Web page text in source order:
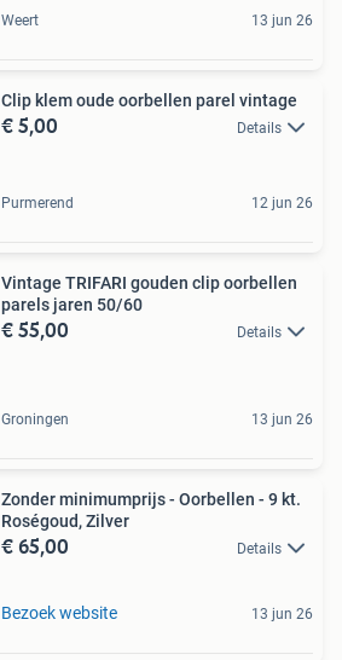
Weert 13 jun 26
Clip klem oude oorbellen parel vintage
€ 5,00 Details
Purmerend 12 jun 26
Vintage TRIFARI gouden clip oorbellen
parels jaren 50/60
€ 55,00 Details
Groningen 13 jun 26
Zonder minimumprijs - Oorbellen - 9 kt.
Roségoud, Zilver
€ 65,00 Details
Bezoek website 13 jun 26